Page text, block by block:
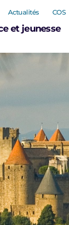
et jeunesse
Actualités COS